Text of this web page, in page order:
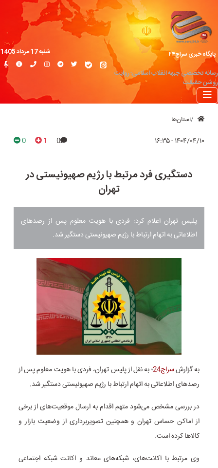
پایگاه خبری سراج۲۴
رسانه تخصصی جبهه انقلاب اسلامی؛ روایت
روشن حقیقت
شنبه 17 مرداد 1405
استان‌ها
۱۴۰۴/۰۴/۱۰ - ۱۶:۳۵ 0
1
0
دستگیری فرد مرتبط با رژیم صهیونیستی در
تهران
پلیس تهران اعلام کرد: فردی با هویت معلوم پس از رصدهای
اطلاعاتی به اتهام ارتباط با رژیم صهیونیستی دستگیر شد.
به گزارشسراج24
؛ به نقل از پلیس تهران، فردی با هویت معلوم پس از
رصدهای اطلاعاتی به اتهام ارتباط با رژیم صهیونیستی دستگیر شد.
در بررسی مشخص می‌شود متهم اقدام به ارسال موقعیت‌های از برخی
از اماکن حساس تهران و همچنین تصویربرداری از وضعیت بازار و
کالاها کرده است.
وی مرتبط با اکانت‌های، شبکه‌های معاند و اکانت شبکه اجتماعی